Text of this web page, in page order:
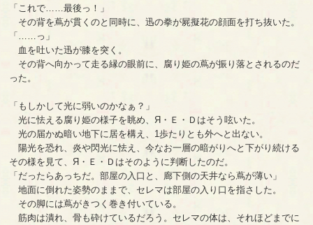
「これで……最後っ！」
その背を蔦が貫くのと同時に、迅の拳が屍擬花の顔面を打ち抜いた。
「……っ」
血を吐いた迅が膝を突く。
その背へ向かって走る縁の眼前に、腐り姫の蔦が振り落とされるのだ
った。
「もしかして光に弱いのかなぁ？」
光に怯える腐り姫の様子を眺め、Я・Ｅ・Ｄはそう呟いた。
光の届かぬ暗い地下に居を構え、1歩たりとも外へと出ない。
陽光を恐れ、炎や閃光に怯え、今なお一層の暗がりへと下がり続ける
その様を見て、Я・Ｅ・Ｄはそのように判断したのだ。
「だったらあっちだ。部屋の入口と、廊下側の天井なら蔦が薄い」
地面に倒れた姿勢のままで、セレマは部屋の入り口を指さした。
その脚には蔦がきつく巻き付いている。
筋肉は潰れ、骨も砕けているだろう。セレマの体は、それほどまでに